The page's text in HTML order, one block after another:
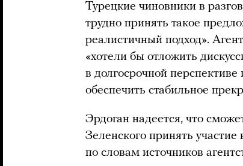
Турецкие чиновники в
трудно принять такое
реалистичный подход».
«хотели бы отложить
в долгосрочной
обеспечить стабильное
Эрдоган надеется, что
Зеленского принять участие
по словам источников